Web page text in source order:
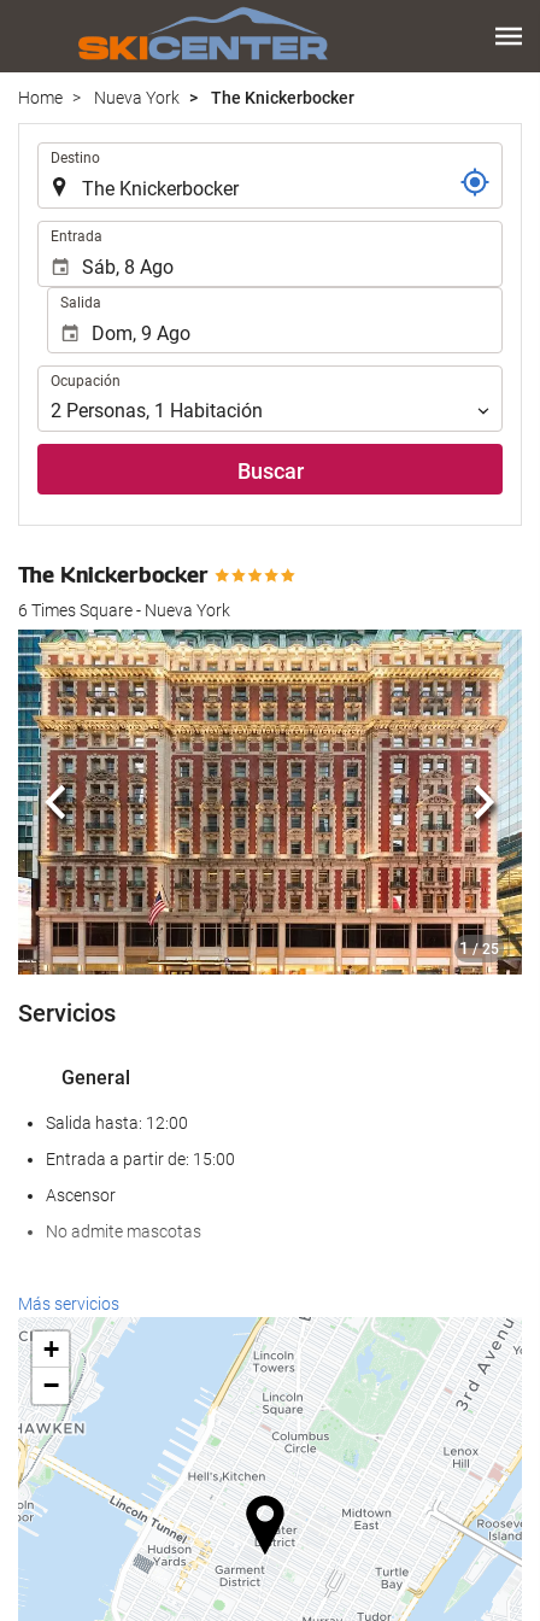
Home Nueva York The Knickerbocker
Destino
Entrada
Salida
Ocupación
Ocupación
2 Personas, 1 Habitación
Buscar
The Knickerbocker
6 Times Square - Nueva York
1 / 25
Anterior
Servicios
General
Salida hasta: 12:00
Entrada a partir de: 15:00
Ascensor
No admite mascotas
Comida y bebida
Restaurante a la carta
Bar
Cafetera en zonas comunes
Servicios de recepción
Recepción 24 horas
Guardaequipaje
Más servicios
+
−